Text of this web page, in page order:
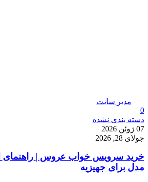
مدیر سایت
0
دسته بندی نشده
07 ژوئن 2026
جولای 28, 2026
خرید سرویس خواب عروس | راهنمای
مدل برای جهیزیه